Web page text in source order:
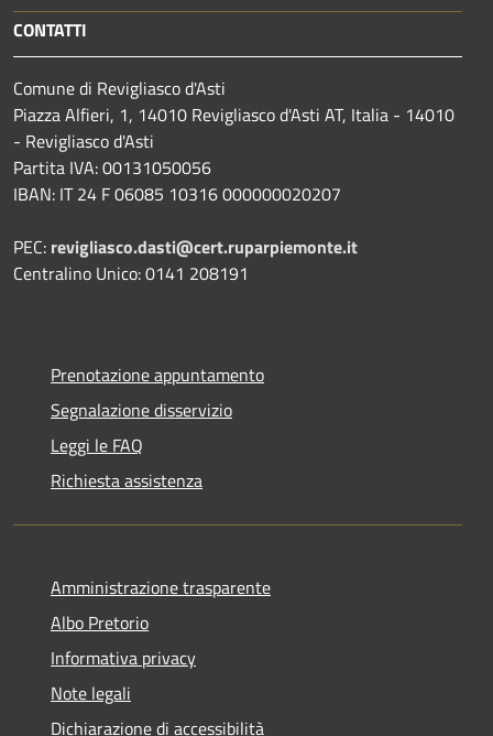
CONTATTI
Comune di Revigliasco d'Asti
Piazza Alfieri, 1, 14010 Revigliasco d'Asti AT, Italia - 14010
- Revigliasco d'Asti
Partita IVA: 00131050056
IBAN: IT 24 F 06085 10316 000000020207
PEC: revigliasco.dasti@cert.ruparpiemonte.it
Centralino Unico: 0141 208191
Prenotazione appuntamento
Segnalazione disservizio
Leggi le FAQ
Richiesta assistenza
Amministrazione trasparente
Albo Pretorio
Informativa privacy
Note legali
Dichiarazione di accessibilità